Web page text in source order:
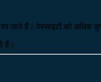
जाते हैं। वेबसाइटों को अधिक
हैं।